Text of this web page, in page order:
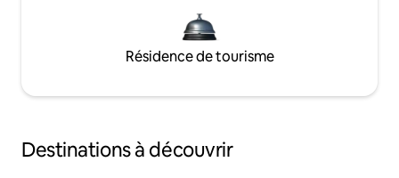
Résidence de tourisme
Destinations à découvrir